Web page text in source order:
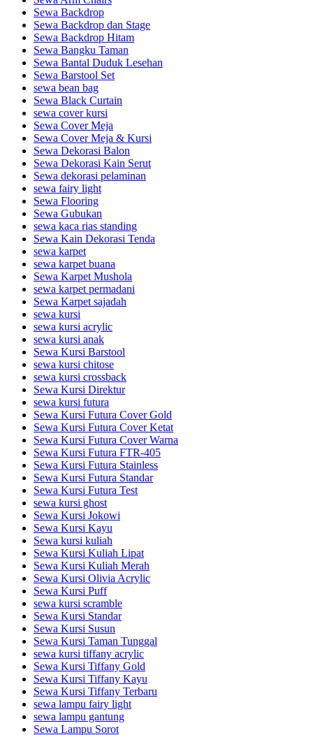
Sewa Backdrop
Sewa Backdrop dan Stage
Sewa Backdrop Hitam
Sewa Bangku Taman
Sewa Bantal Duduk Lesehan
Sewa Barstool Set
sewa bean bag
Sewa Black Curtain
sewa cover kursi
Sewa Cover Meja
Sewa Cover Meja & Kursi
Sewa Dekorasi Balon
Sewa Dekorasi Kain Serut
Sewa dekorasi pelaminan
sewa fairy light
Sewa Flooring
Sewa Gubukan
sewa kaca rias standing
Sewa Kain Dekorasi Tenda
sewa karpet
sewa karpet buana
Sewa Karpet Mushola
sewa karpet permadani
Sewa Karpet sajadah
sewa kursi
sewa kursi acrylic
sewa kursi anak
Sewa Kursi Barstool
sewa kursi chitose
sewa kursi crossback
Sewa Kursi Direktur
sewa kursi futura
Sewa Kursi Futura Cover Gold
Sewa Kursi Futura Cover Ketat
Sewa Kursi Futura Cover Warna
Sewa Kursi Futura FTR-405
Sewa Kursi Futura Stainless
Sewa Kursi Futura Standar
Sewa Kursi Futura Test
sewa kursi ghost
Sewa Kursi Jokowi
Sewa Kursi Kayu
Sewa kursi kuliah
Sewa Kursi Kuliah Lipat
Sewa Kursi Kuliah Merah
Sewa Kursi Olivia Acrylic
Sewa Kursi Puff
sewa kursi scramble
Sewa Kursi Standar
Sewa Kursi Susun
Sewa Kursi Taman Tunggal
sewa kursi tiffany acrylic
Sewa Kursi Tiffany Gold
Sewa Kursi Tiffany Kayu
Sewa Kursi Tiffany Terbaru
sewa lampu fairy light
sewa lampu gantung
Sewa Lampu Sorot